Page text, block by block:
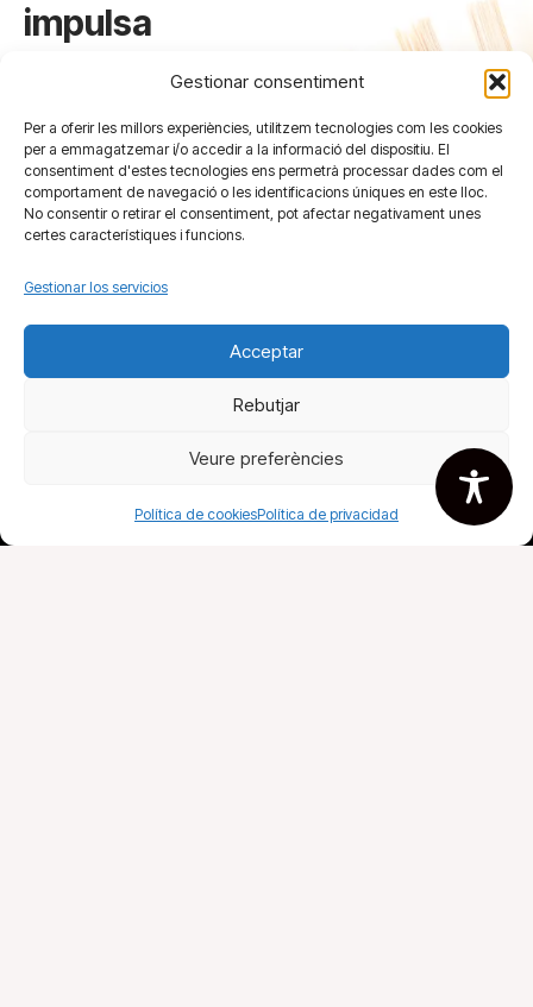
Gestionar consentiment
Per a oferir les millors experiències, utilitzem tecnologies com les cookies
per a emmagatzemar i/o accedir a la informació del dispositiu. El
consentiment d'estes tecnologies ens permetrà processar dades com el
comportament de navegació o les identificacions úniques en este lloc.
No consentir o retirar el consentiment, pot afectar negativament unes
certes característiques i funcions.
Gestionar los servicios
Acceptar
Rebutjar
Veure preferències
Política de cookiesPolítica de privacidad
impulsa
defiende
las
librerías
de
Valencia.